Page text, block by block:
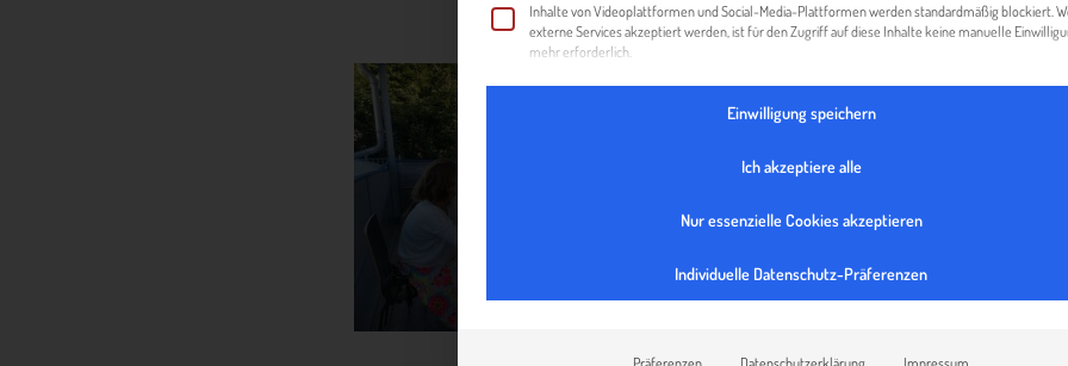
Inhalte von Videoplattformen und Social-Media-Plattformen werden standardmäßig blockiert.
externe Services akzeptiert werden, ist für den Zugriff auf diese Inhalte keine manuelle
mehr erforderlich.
Einwilligung speichern
Ich akzeptiere alle
Nur essenzielle Cookies akzeptieren
Individuelle Datenschutz-Präferenzen